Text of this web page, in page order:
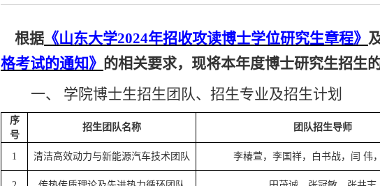
根据 《山东大学2024年招收攻读博士学位研究生章程》
格考试的通知》 的相关要求，现将本年度博士研究生招生
一、 学院博士生招生团队、招生专业及招生计划
序
号
招生团队名称 团队招生导师
1 清洁高效动力与新能源汽车技术团队 李椿萱，李国祥，白书战，闫 伟